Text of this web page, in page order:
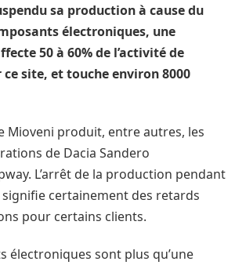
sa production à cause du
électroniques, une
50 à 60% de l’activité de
site, et touche environ 8000
Mioveni produit, entre autres, les
de Dacia Sandero
L’arrêt de la production pendant
certainement des retards
pour certains clients.
électroniques sont plus qu’une